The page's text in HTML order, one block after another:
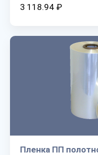
3 118.94 ₽
Пленка ПП